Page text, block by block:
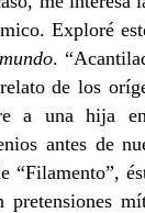
Exploré
.
de los
a una hija
antes de
“Filamento”,